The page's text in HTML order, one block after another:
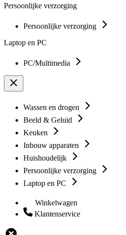
Persoonlijke verzorging
Persoonlijke verzorging
Laptop en PC
PC/Multimedia
Wassen en drogen
Beeld & Geluid
Keuken
Inbouw apparaten
Huishoudelijk
Persoonlijke verzorging
Laptop en PC
Winkelwagen
Klantenservice